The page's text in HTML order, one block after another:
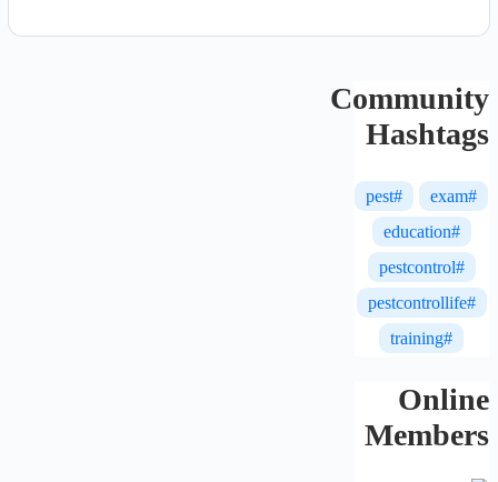
Community
Hashtags
#exam
#pest
#education
#pestcontrol
#pestcontrollife
#training
Online
Members